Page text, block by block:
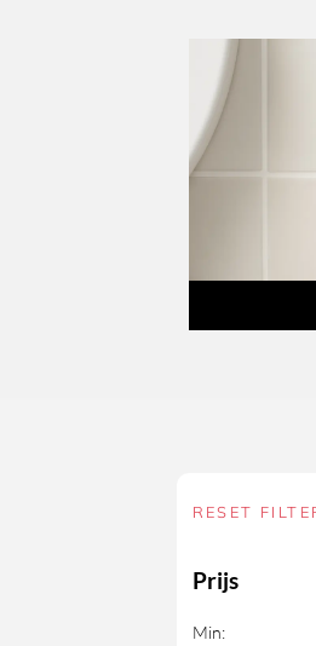
RESET
Prijs
Min: